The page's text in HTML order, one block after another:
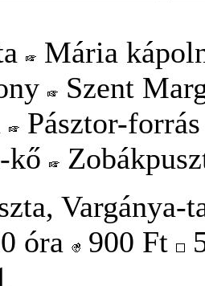
Mária
Szent
Pásztor-
kő
Vargánya-
óra
900 Ft